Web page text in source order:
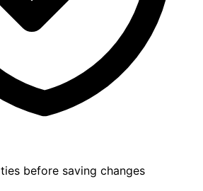
before saving changes